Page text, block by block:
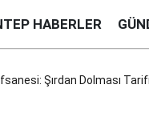
HABERLER
Şırdan Dolması